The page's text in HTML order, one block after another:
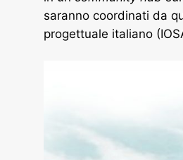
saranno coordinati da
progettuale italiano